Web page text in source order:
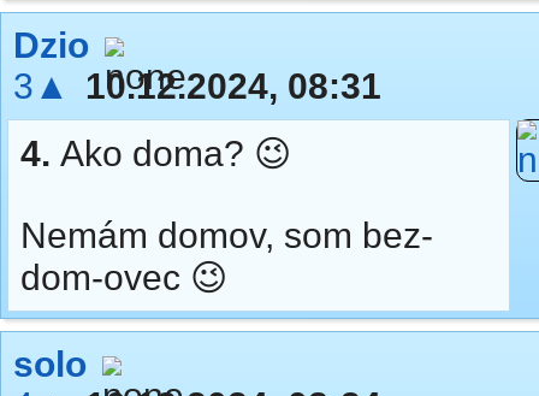
Dzio
3▲
10.12.2024, 08:31
4. Ako doma? 😉
Nemám domov, som bez-
dom-ovec 😉
solo